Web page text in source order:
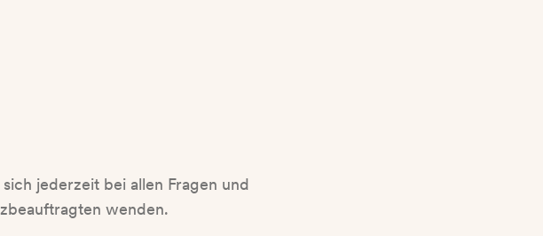
jederzeit bei allen Fragen und
wenden.